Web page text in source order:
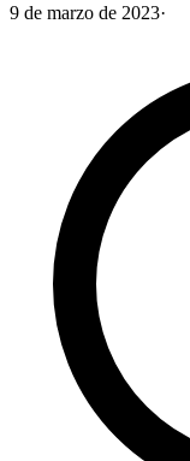
9 de marzo de 2023·